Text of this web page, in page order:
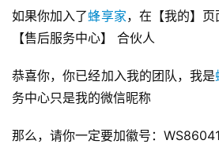
如果你加入了蜂享家，在【我的】
【售后服务中心】 合伙人
恭喜你，你已经加入我的团队，我是
务中心只是我的微信昵称
那么，请你一定要加徽号：WS86041